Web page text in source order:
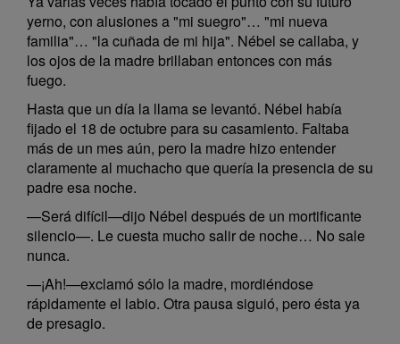
yerno, con alusiones a "mi suegro"… "mi nueva
familia"… "la cuñada de mi hija". Nébel se callaba, y
los ojos de la madre brillaban entonces con más
fuego.
Hasta que un día la llama se levantó. Nébel había
fijado el 18 de octubre para su casamiento. Faltaba
más de un mes aún, pero la madre hizo entender
claramente al muchacho que quería la presencia de su
padre esa noche.
—Será difícil—dijo Nébel después de un mortificante
silencio—. Le cuesta mucho salir de noche… No sale
nunca.
—¡Ah!—exclamó sólo la madre, mordiéndose
rápidamente el labio. Otra pausa siguió, pero ésta ya
de presagio.